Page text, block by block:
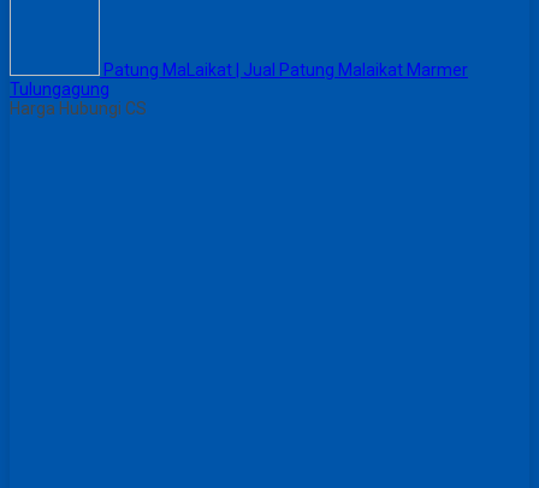
Patung MaLaikat | Jual Patung Malaikat Marmer
Tulungagung
Harga Hubungi CS